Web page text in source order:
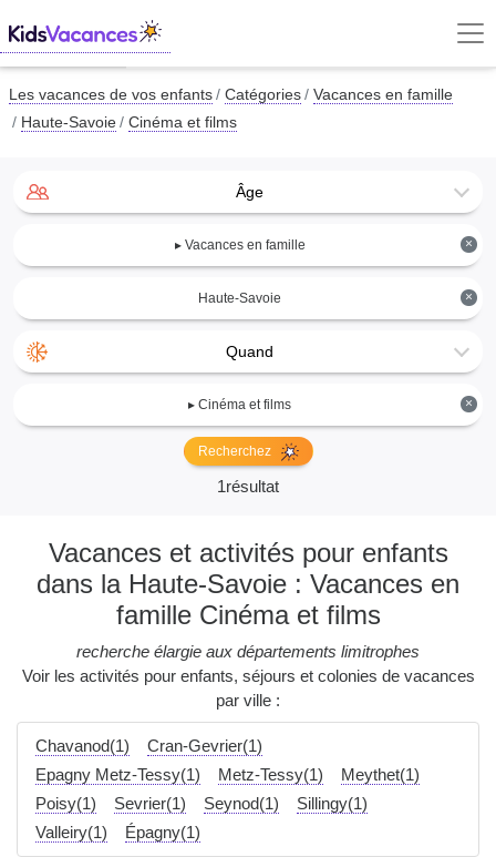
Les vacances de vos enfants Catégories
Vacances en famille
Haute-Savoie
Cinéma et films
Âge
×
▸ Vacances en famille
×
Haute-Savoie
Quand
×
▸ Cinéma et films
Recherchez
1résultat
Vacances et activités pour enfants
dans la Haute-Savoie : Vacances en
famille Cinéma et films
recherche élargie aux départements limitrophes
Voir les activités pour enfants, séjours et colonies de vacances
par ville :
Chavanod(1)
Cran-Gevrier(1)
Epagny Metz-Tessy(1)
Metz-Tessy(1)
Meythet(1)
Poisy(1)
Sevrier(1) Seynod(1)
Sillingy(1)
Valleiry(1)
Épagny(1)